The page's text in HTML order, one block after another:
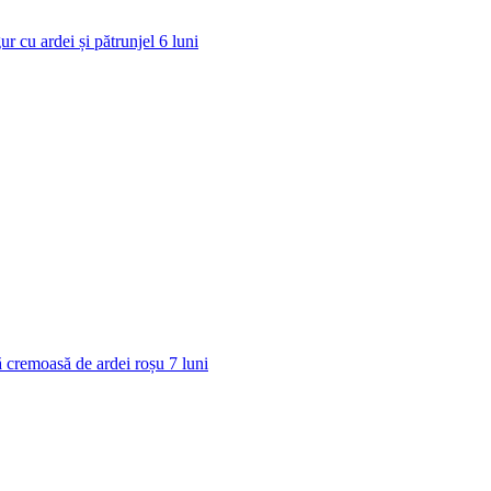
cu ardei și pătrunjel 6 luni
cremoasă de ardei roșu 7 luni